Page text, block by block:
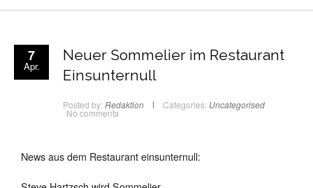
7
Apr.
Neuer Sommelier im Restaurant
Einsunternull
Posted by: Redaktion Categories: Uncategorised
No comments
News aus dem Restaurant einsunternull: